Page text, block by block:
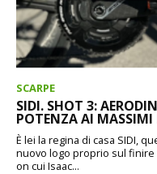
SCARPE
SIDI. SHOT 3:
POTENZA AI MASSIMI
È lei la regina di casa SIDI,
nuovo logo proprio sul finire
on cui Isaac...